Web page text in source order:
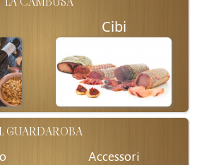
Cibi
GUARDAROBA
Accessori